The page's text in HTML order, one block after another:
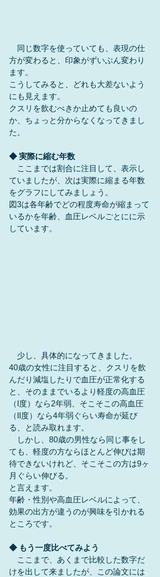
同じ数字を使っていても、表現の仕
方が変わると、印象がずいぶん変わり
ます。
こうしてみると、どれも大差ないよう
にも見えます。
クスリを飲むべきか止めても良いの
か、ちょっと分からなくなってきまし
た。
◆ 実際に縮む年数
ここまでは割合に注目して、表示し
ていましたが、次は実際に縮まる年数
をグラフにしてみましょう。
図3は各年齢でどの程度寿命が縮まって
いるかを年齢、血圧レベルごとにに示
しています。
少し、具体的になってきました。
40歳の女性に注目すると、クスリを飲
んだり減塩したりで血圧が正常化する
と、そのままでいるより軽度の高血圧
（I度）なら2年弱、そこそこの高血圧
（II度）なら4年弱ぐらい寿命が延び
る、と読み取れます。
しかし、80歳の男性なら同じ事をし
ても、軽度の方ならほとんど伸びは期
待できないけれど、そこそこの方は9ヶ
月ぐらい伸びる。
と言えます。
年齢・性別や高血圧レベルによって、
効果の出方が違うのが興味を引かれる
ところです。
◆ もう一度比べてみよう
ここまで、あくまで比較した数字だ
けを出して来ましたが、この論文には